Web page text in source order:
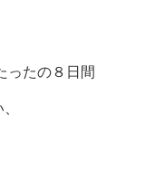
ったの８日間